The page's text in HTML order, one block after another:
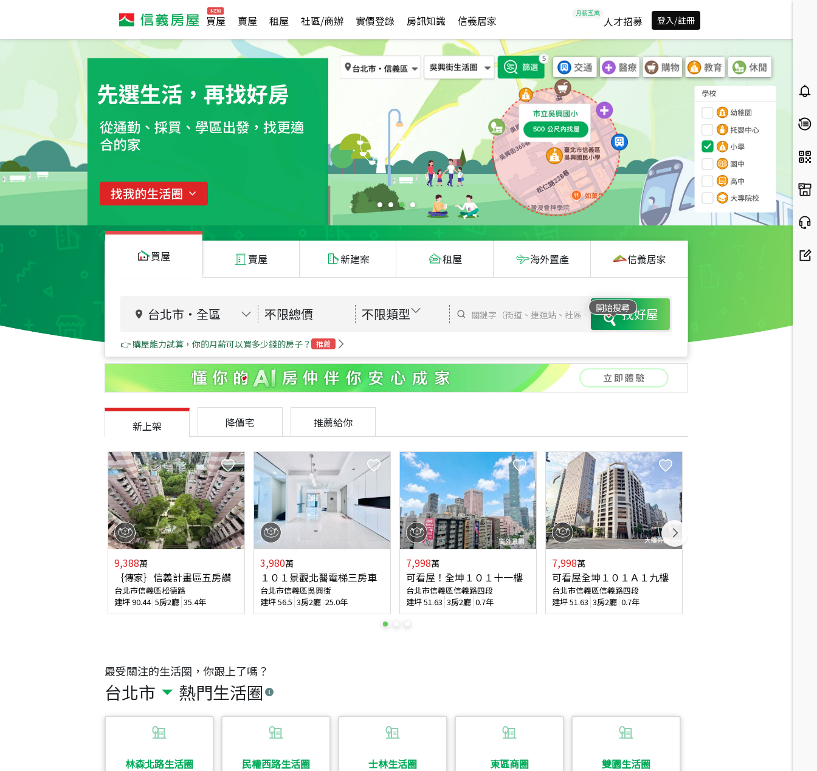
買屋 賣屋 租屋 社區/商辦 實價登錄 房訊知識 信義居家 人才招募 登入/註冊
買屋 賣屋 新建案 租屋 海外置產 信義居家
台北市 ・ 全區 不限總價 不限類型 開始搜尋找好屋
👉 購屋能力試算，你的月薪可以買多少錢的房子？ 推薦
最受關注的生活圈，你跟上了嗎？
台北市 熱門生活圈
林森北路生活圈 民權西路生活圈 士林生活圈 東區商圈 雙園生活圈
新上架 降價宅 推薦給你
9,388萬
｛傳家｝信義計畫區五房讚
台北市信義區松德路
建坪90.44 5房2廳 35.4年
3,980萬
１０１景觀北醫電梯三房車
台北市信義區吳興街
建坪56.5 3房2廳 25.0年
7,998萬
可看屋！全坤１０１十一樓
台北市信義區信義路四段
建坪51.63 3房2廳 0.7年
7,998萬
可看屋全坤１０１Ａ１九樓
台北市信義區信義路四段
建坪51.63 3房2廳 0.7年